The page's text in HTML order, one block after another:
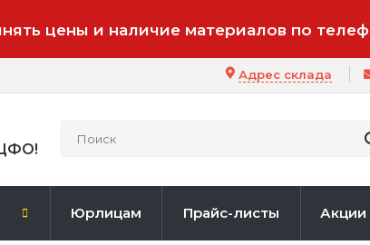
цены и наличие материалов по
Адрес склада
Юрлицам Прайс-листы Акции